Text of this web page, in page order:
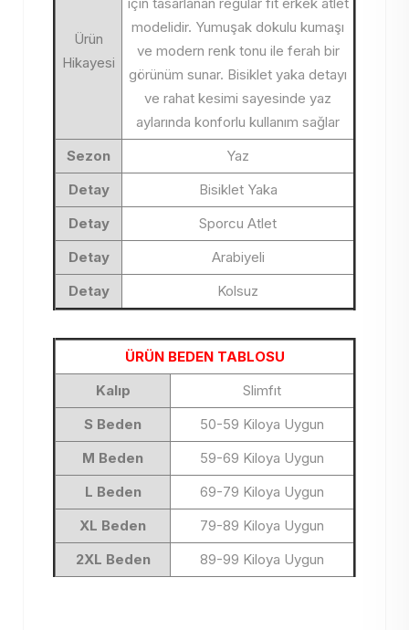
Ürün
Hikayesi
modelidir. Yumuşak dokulu kumaşı
ve modern renk tonu ile ferah bir
görünüm sunar. Bisiklet yaka detayı
ve rahat kesimi sayesinde yaz
aylarında konforlu kullanım sağlar
Sezon
Yaz
Detay
Bisiklet Yaka
Detay
Sporcu Atlet
Detay
Arabiyeli
Detay
Kolsuz
ÜRÜN BEDEN TABLOSU
Kalıp
Slimfıt
S Beden
50-59 Kiloya Uygun
M Beden
59-69 Kiloya Uygun
L Beden
69-79 Kiloya Uygun
XL Beden
79-89 Kiloya Uygun
2XL Beden
89-99 Kiloya Uygun